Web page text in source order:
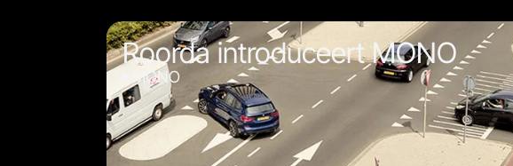
Roorda introduceert MONO
MONO